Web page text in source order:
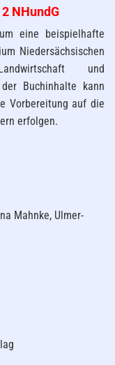
NHundG
eine beispielhafte
Niedersächsischen
und
Buchinhalte kann
Vorbereitung auf die
erfolgen.
Mahnke, Ulmer-